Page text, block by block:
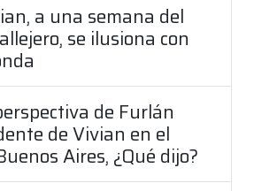
a una semana del
se ilusiona con
de Furlán
de Vivian en el
Aires, ¿Qué dijo?